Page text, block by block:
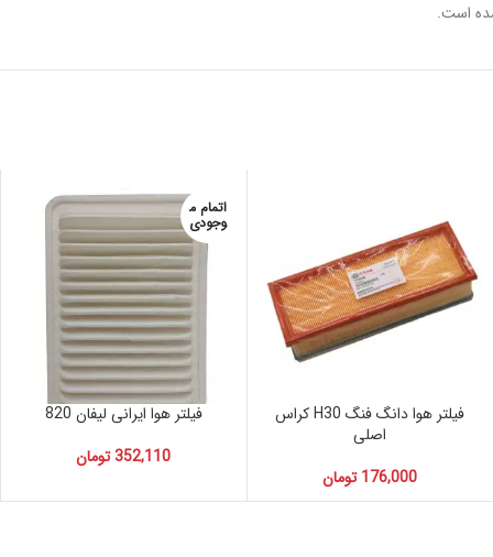
است.
فیلتر هوا دانگ فنگ H30 کراس
اصلی
176,000 تومان
اتمام م
وجودی
فیلتر هوا ایرانی لیفان 820
352,110تومان